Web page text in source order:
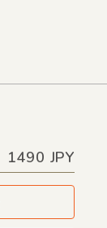
1490 JPY